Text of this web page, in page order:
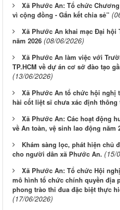
Xã Phước An: Tổ chức
vì cộng đồng - Gắn kết chia sẻ”
Xã Phước An khai mạc Đại hội
năm 2026 (08/06/2026)
Xã Phước An làm việc với
TP.HCM về dự án cơ sở đào tạo
(13/06/2026)
Xã Phước An tổ chức hội nghị
hài cốt liệt sĩ chưa xác định thông
Xã Phước An: Các hoạt động
về An toàn, vệ sinh lao động năm
Khám sàng lọc, phát hiện chủ
cho người dân xã Phước An. (15/
Xã Phước An: Tổ chức Hội
mô hình tổ chức chính quyền địa
phong trào thi đua đặc biệt thực
(17/06/2026)